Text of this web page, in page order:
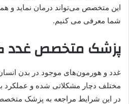
این متخصص می‌تواند درمان نماید و
شما معرفی می کنیم.
پزشک متخصص غدد
غدد و هورمون‌های موجود در بدن
مختلف دچار مشکلاتی شده و عملکرد
در این شرایط مراجعه به پزشک